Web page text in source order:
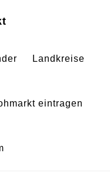
Landkreise
eintragen